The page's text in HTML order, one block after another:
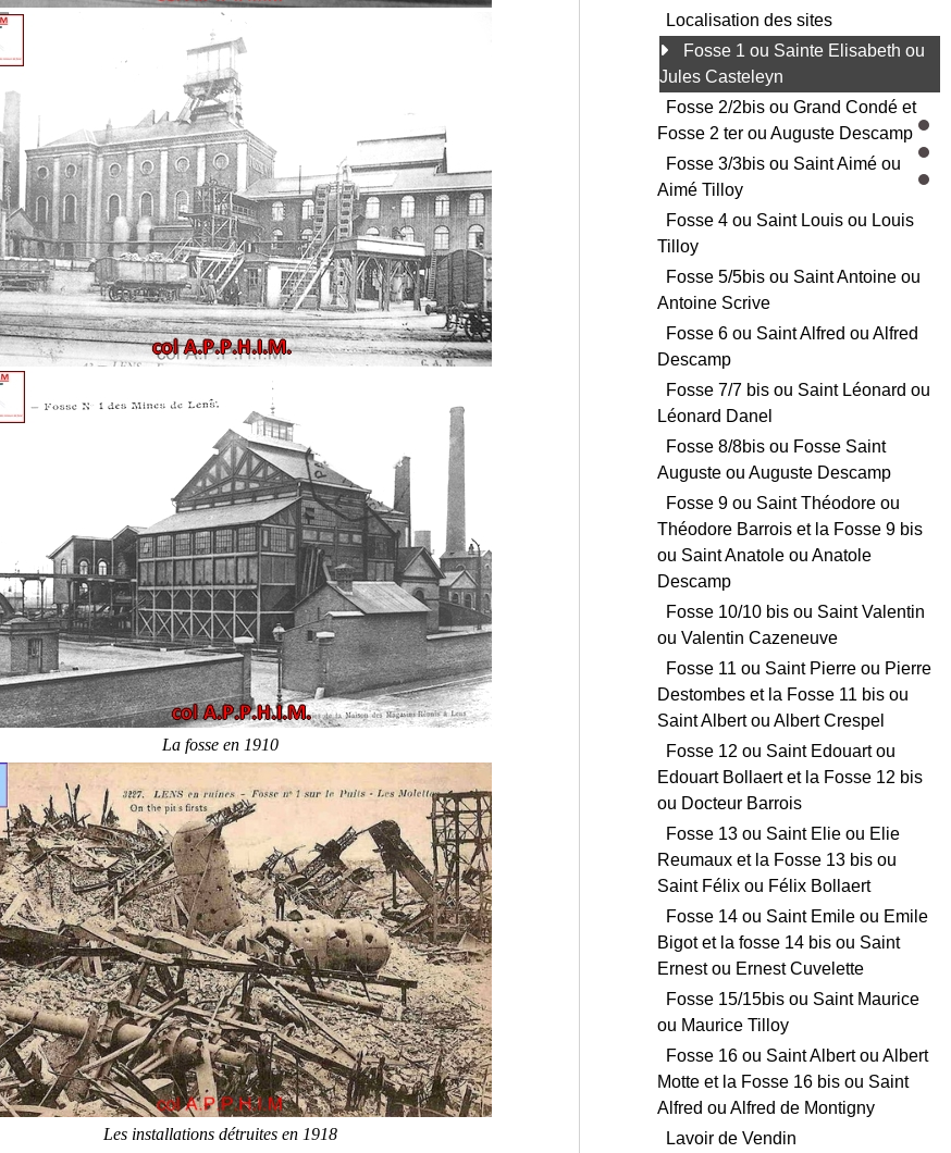
La fosse en 1910
Les installations détruites en 1918
Localisation des sites
Fosse 1 ou Sainte Elisabeth ou
Jules Casteleyn
Fosse 2/2bis ou Grand Condé et
Fosse 2 ter ou Auguste Descamp
Fosse 3/3bis ou Saint Aimé ou
Aimé Tilloy
Fosse 4 ou Saint Louis ou Louis
Tilloy
Fosse 5/5bis ou Saint Antoine ou
Antoine Scrive
Fosse 6 ou Saint Alfred ou Alfred
Descamp
Fosse 7/7 bis ou Saint Léonard ou
Léonard Danel
Fosse 8/8bis ou Fosse Saint
Auguste ou Auguste Descamp
Fosse 9 ou Saint Théodore ou
Théodore Barrois et la Fosse 9 bis
ou Saint Anatole ou Anatole
Descamp
Fosse 10/10 bis ou Saint Valentin
ou Valentin Cazeneuve
Fosse 11 ou Saint Pierre ou Pierre
Destombes et la Fosse 11 bis ou
Saint Albert ou Albert Crespel
Fosse 12 ou Saint Edouart ou
Edouart Bollaert et la Fosse 12 bis
ou Docteur Barrois
Fosse 13 ou Saint Elie ou Elie
Reumaux et la Fosse 13 bis ou
Saint Félix ou Félix Bollaert
Fosse 14 ou Saint Emile ou Emile
Bigot et la fosse 14 bis ou Saint
Ernest ou Ernest Cuvelette
Fosse 15/15bis ou Saint Maurice
ou Maurice Tilloy
Fosse 16 ou Saint Albert ou Albert
Motte et la Fosse 16 bis ou Saint
Alfred ou Alfred de Montigny
Lavoir de Vendin